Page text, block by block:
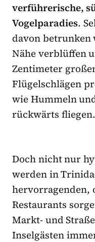
verführerische,
Vogelparadies.
davon betrunken
Nähe verblüffen
Zentimeter
Flügelschlägen
wie Hummeln
rückwärts fliegen.
Doch nicht nur
werden in
hervorragenden,
Restaurants
Markt- und
Inselgästen